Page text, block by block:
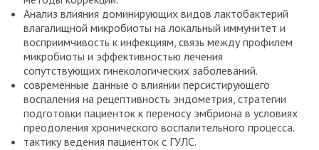
Анализ влияния доминирующих видов лактобактерий
влагалищной микробиоты на локальный иммунитет и
восприимчивость к инфекциям, связь между профилем
микробиоты и эффективностью лечения
сопутствующих гинекологических заболеваний.
современные данные о влиянии персистирующего
воспаления на рецептивность эндометрия, стратегии
подготовки пациенток к переносу эмбриона в условиях
преодоления хронического воспалительного процесса.
тактику ведения пациенток с ГУЛС.